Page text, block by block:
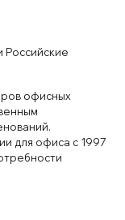
Российские
офисных
для офиса с 1997